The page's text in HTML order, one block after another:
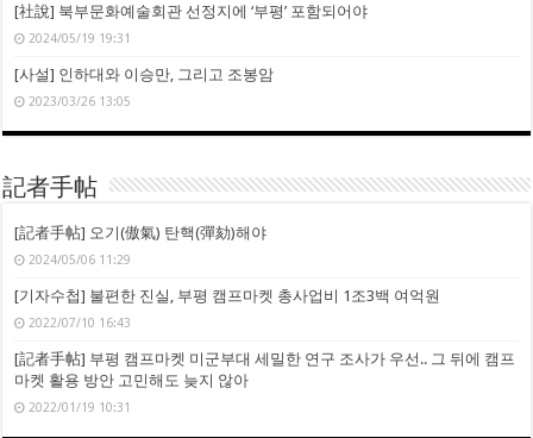
[社說] 북부문화예술회관 선정지에 ‘부평’ 포함되어야
2024/05/19 19:31
[사설] 인하대와 이승만, 그리고 조봉암
2023/03/26 13:05
記者手帖
[記者手帖] 오기(傲氣) 탄핵(彈劾)해야
2024/05/06 11:29
[기자수첩] 불편한 진실, 부평 캠프마켓 총사업비 1조3백 여억원
2022/07/10 16:43
[記者手帖] 부평 캠프마켓 미군부대 세밀한 연구 조사가 우선.. 그 뒤에 캠프
마켓 활용 방안 고민해도 늦지 않아
2022/01/19 10:31